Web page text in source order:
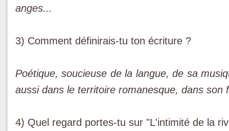
anges...
3) Comment définirais-tu ton écriture ?
Poétique, soucieuse de la langue, de sa
aussi dans le territoire romanesque, dans son
4) Quel regard portes-tu sur "L'intimité de la